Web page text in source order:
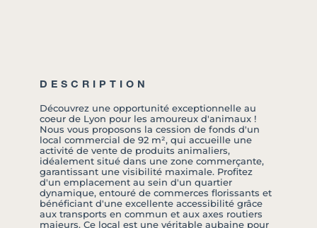
DESCRIPTION
Découvrez une opportunité exceptionnelle au
coeur de Lyon pour les amoureux d'animaux !
Nous vous proposons la cession de fonds d'un
local commercial de 92 m², qui accueille une
activité de vente de produits animaliers,
idéalement situé dans une zone commerçante,
garantissant une visibilité maximale. Profitez
d'un emplacement au sein d'un quartier
dynamique, entouré de commerces florissants et
bénéficiant d'une excellente accessibilité grâce
aux transports en commun et aux axes routiers
majeurs. Ce local est une véritable aubaine pour